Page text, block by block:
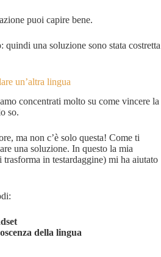
puoi capire bene.
una soluzione sono stata costretta
un’altra lingua
concentrati molto su come vincere la
so.
ma non c’è solo questa! Come ti
una soluzione. In questo la mia
in testardaggine) mi ha aiutato
della lingua